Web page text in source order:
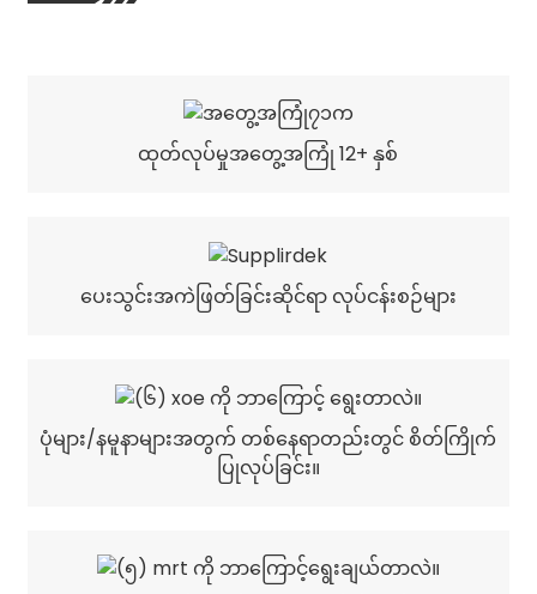
ထုတ်လုပ်မှုအတွေ့အကြုံ 12+ နှစ်
ပေးသွင်းအကဲဖြတ်ခြင်းဆိုင်ရာ လုပ်ငန်းစဉ်များ
ပုံများ/နမူနာများအတွက် တစ်နေရာတည်းတွင် စိတ်ကြိုက်
ပြုလုပ်ခြင်း။